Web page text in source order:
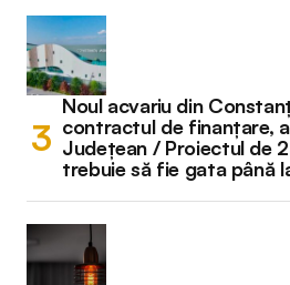
Noul acvariu din
contractul de finanțare,
Județean / Proiectul de
trebuie să fie gata până